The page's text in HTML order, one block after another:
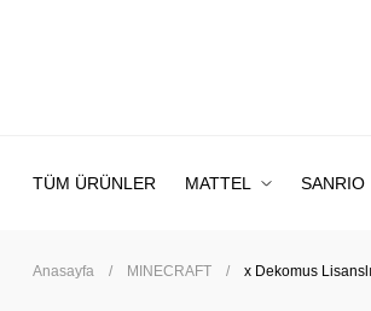
TÜM ÜRÜNLER MATTEL SANRIO
Anasayfa MINECRAFT x Dekomus